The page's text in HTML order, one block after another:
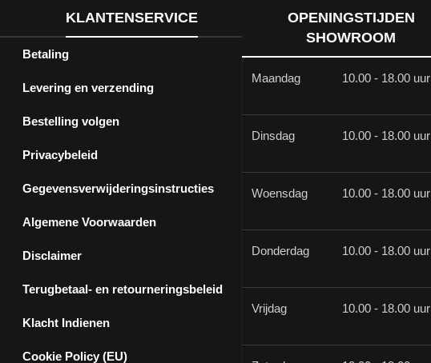
KLANTENSERVICE
Betaling
Levering en verzending
Bestelling volgen
Privacybeleid
Gegevensverwijderingsinstructies
Algemene Voorwaarden
Disclaimer
Terugbetaal- en retourneringsbeleid
Klacht Indienen
Cookie Policy (EU)
OPENINGSTIJDEN
SHOWROOM
Maandag 10.00 - 18.00 uur
Dinsdag 10.00 - 18.00 uur
Woensdag 10.00 - 18.00 uur
Donderdag 10.00 - 18.00 uur
Vrijdag 10.00 - 18.00 uur